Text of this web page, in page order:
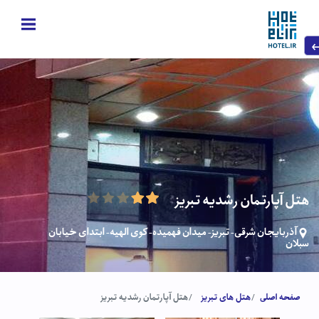
هتل آپارتمان رشدیه تبریز
آذربایجان شرقی- تبریز- میدان فهمیده- کوی الهیه- ابتدای خیابان
سبلان
صفحه اصلی هتل های تبریز هتل آپارتمان رشدیه تبریز